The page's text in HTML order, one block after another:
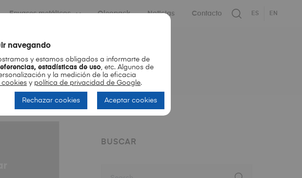
navegando
y estamos obligados a informarte de
estadísticas de uso, etc. Algunos de
y la medición de la eficacia
cookies y política de privacidad de Google.
Rechazar cookies Aceptar cookies
Envases metálicos Oleopack Noticias Contacto ES EN
BUSCAR